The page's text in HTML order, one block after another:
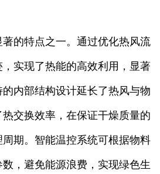
的特点之一。通过优化热风流
实现了热能的高效利用，显著
内部结构设计延长了热风与物
交换效率，在保证干燥质量的
期。智能温控系统可根据物料
，避免能源浪费，实现绿色生